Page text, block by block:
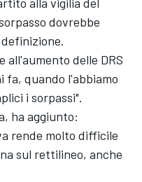
dovrebbe
all'aumento delle DRS
fa, quando l'abbiamo
i sorpassi".
ha aggiunto:
rende molto difficile
sul rettilineo, anche